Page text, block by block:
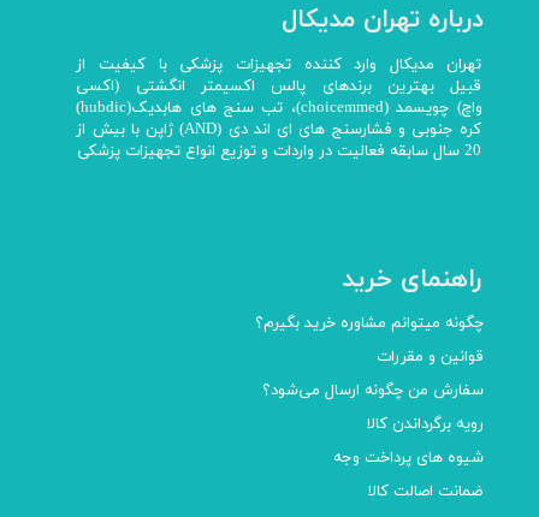
درباره تهران مدیکال
تهران مدیکال وارد کننده تجهیزات پزشکی با کیفیت از
قبیل بهترین برندهای پالس اکسیمتر انگشتی (اکسی
واچ) چویسمد (choicemmed)، تب سنج های هابدیک(hubdic)
کره جنوبی و فشارسنج های ای اند دی (AND) ژاپن با بیش از
20 سال سابقه فعالیت در واردات و توزیع انواع تجهیزات پزشکی
راهنمای خرید
چگونه میتوانم مشاوره خرید بگیرم؟
قوانین و مقررات
سفارش من چگونه ارسال می‌شود؟
رویه برگرداندن کالا
شیوه های پرداخت وجه
ضمانت اصالت کالا